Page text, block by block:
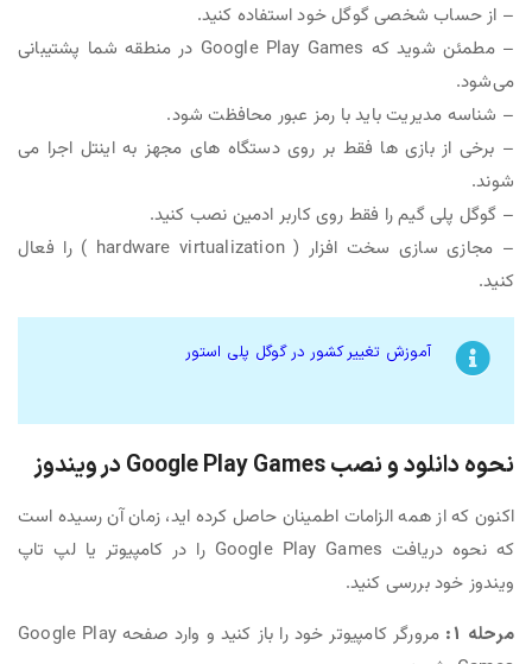
– از حساب شخصی گوگل خود استفاده کنید.
– مطمئن شوید که Google Play Games در منطقه شما پشتیبانی
می‌شود.
– شناسه مدیریت باید با رمز عبور محافظت شود.
– برخی از بازی ها فقط بر روی دستگاه های مجهز به اینتل اجرا می
شوند.
– گوگل پلی گیم را فقط روی کاربر ادمین نصب کنید.
– مجازی سازی سخت افزار ( hardware virtualization ) را فعال
کنید.
آموزش تغییر کشور در گوگل پلی استور
نحوه دانلود و نصب Google Play Games در ویندوز
اکنون که از همه الزامات اطمینان حاصل کرده اید، زمان آن رسیده است
که نحوه دریافت Google Play Games را در کامپیوتر یا لپ تاپ
ویندوز خود بررسی کنید.
مرحله 1:
مرورگر کامپیوتر خود را باز کنید و وارد صفحه Google Play